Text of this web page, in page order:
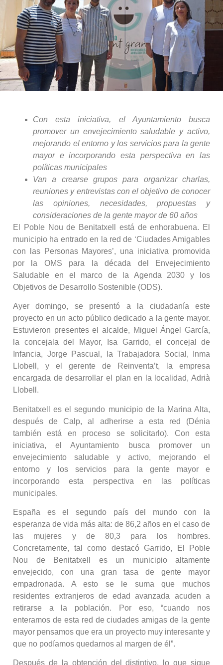
Con esta iniciativa, el Ayuntamiento busca
promover un envejecimiento saludable y activo,
mejorando el entorno y los servicios para la gente
mayor e incorporando esta perspectiva en las
políticas municipales
Van a crearse grupos para organizar charlas,
reuniones y entrevistas con el objetivo de conocer
las opiniones, necesidades, propuestas y
consideraciones de la gente mayor de 60 años
El Poble Nou de Benitatxell está de enhorabuena. El
municipio ha entrado en la red de ‘Ciudades Amigables
con las Personas Mayores’, una iniciativa promovida
por la OMS para la década del Envejecimiento
Saludable en el marco de la Agenda 2030 y los
Objetivos de Desarrollo Sostenible (ODS).
Ayer domingo, se presentó a la ciudadanía este
proyecto en un acto público dedicado a la gente mayor.
Estuvieron presentes el alcalde, Miguel Ángel García,
la concejala del Mayor, Isa Garrido, el concejal de
Infancia, Jorge Pascual, la Trabajadora Social, Inma
Llobell, y el gerente de Reinventa’t, la empresa
encargada de desarrollar el plan en la localidad, Adrià
Llobell.
Benitatxell es el segundo municipio de la Marina Alta,
después de Calp, al adherirse a esta red (Dénia
también está en proceso se solicitarlo). Con esta
iniciativa, el Ayuntamiento busca promover un
envejecimiento saludable y activo, mejorando el
entorno y los servicios para la gente mayor e
incorporando esta perspectiva en las políticas
municipales.
España es el segundo país del mundo con la
esperanza de vida más alta: de 86,2 años en el caso de
las mujeres y de 80,3 para los hombres.
Concretamente, tal como destacó Garrido, El Poble
Nou de Benitatxell es un municipio altamente
envejecido, con una gran tasa de gente mayor
empadronada. A esto se le suma que muchos
residentes extranjeros de edad avanzada acuden a
retirarse a la población. Por eso, “cuando nos
enteramos de esta red de ciudades amigas de la gente
mayor pensamos que era un proyecto muy interesante y
que no podíamos quedarnos al margen de él”.
Después de la obtención del distintivo, lo que sigue